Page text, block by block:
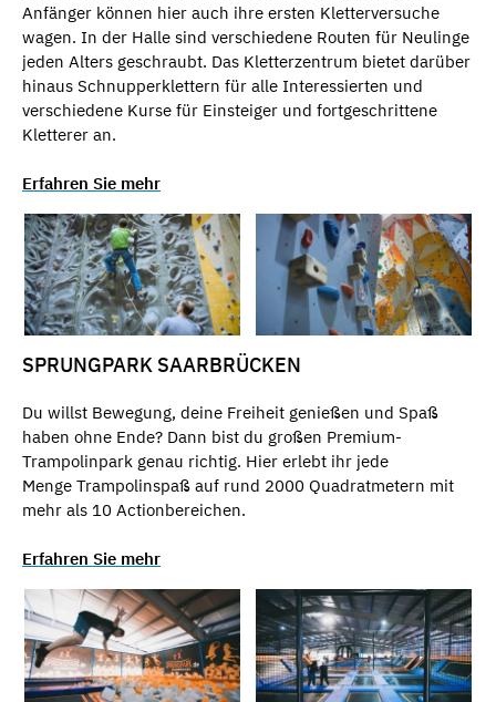
Anfänger können hier auch ihre ersten Kletterversuche
wagen. In der Halle sind verschiedene Routen für Neulinge
jeden Alters geschraubt. Das Kletterzentrum bietet darüber
hinaus Schnupperklettern für alle Interessierten und
verschiedene Kurse für Einsteiger und fortgeschrittene
Kletterer an.
Erfahren Sie mehr
SPRUNGPARK SAARBRÜCKEN
Du willst Bewegung, deine Freiheit genießen und Spaß
haben ohne Ende? Dann bist du großen Premium-
Trampolinpark genau richtig. Hier erlebt ihr jede
Menge Trampolinspaß auf rund 2000 Quadratmetern mit
mehr als 10 Actionbereichen.
Erfahren Sie mehr